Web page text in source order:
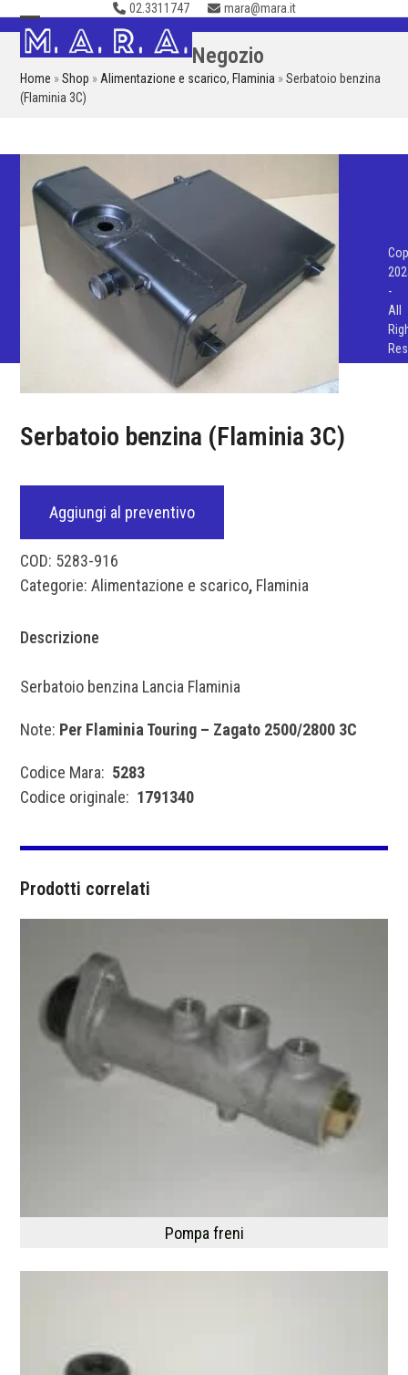
Skip
to
content
02.3311747 mara@mara.it
Open
mobile
menu
Close
mobile
menu
Negozio
Home »Shop » Alimentazione e scarico, Flaminia »Serbatoio benzina
(Flaminia 3C)
Serbatoio benzina (Flaminia 3C)
Aggiungi al preventivo
COD: 5283-916
Categorie: Alimentazione e scarico, Flaminia
Descrizione
Serbatoio benzina Lancia Flaminia
Note: Per Flaminia Touring – Zagato 2500/2800 3C
Codice Mara: 5283
Codice originale: 1791340
Prodotti correlati
Pompa freni
-
All